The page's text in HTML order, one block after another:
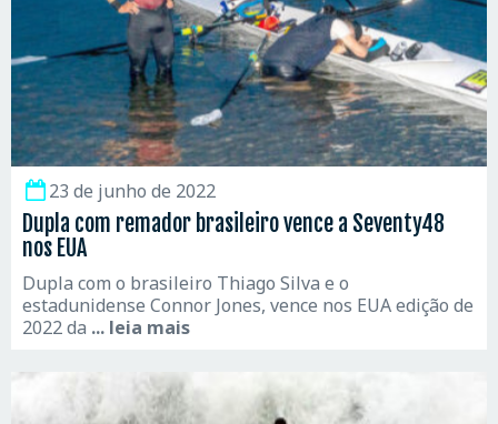
23 de junho de 2022
Dupla com remador brasileiro vence a Seventy48
nos EUA
Dupla com o brasileiro Thiago Silva e o
estadunidense Connor Jones, vence nos EUA edição de
2022 da ... leia mais